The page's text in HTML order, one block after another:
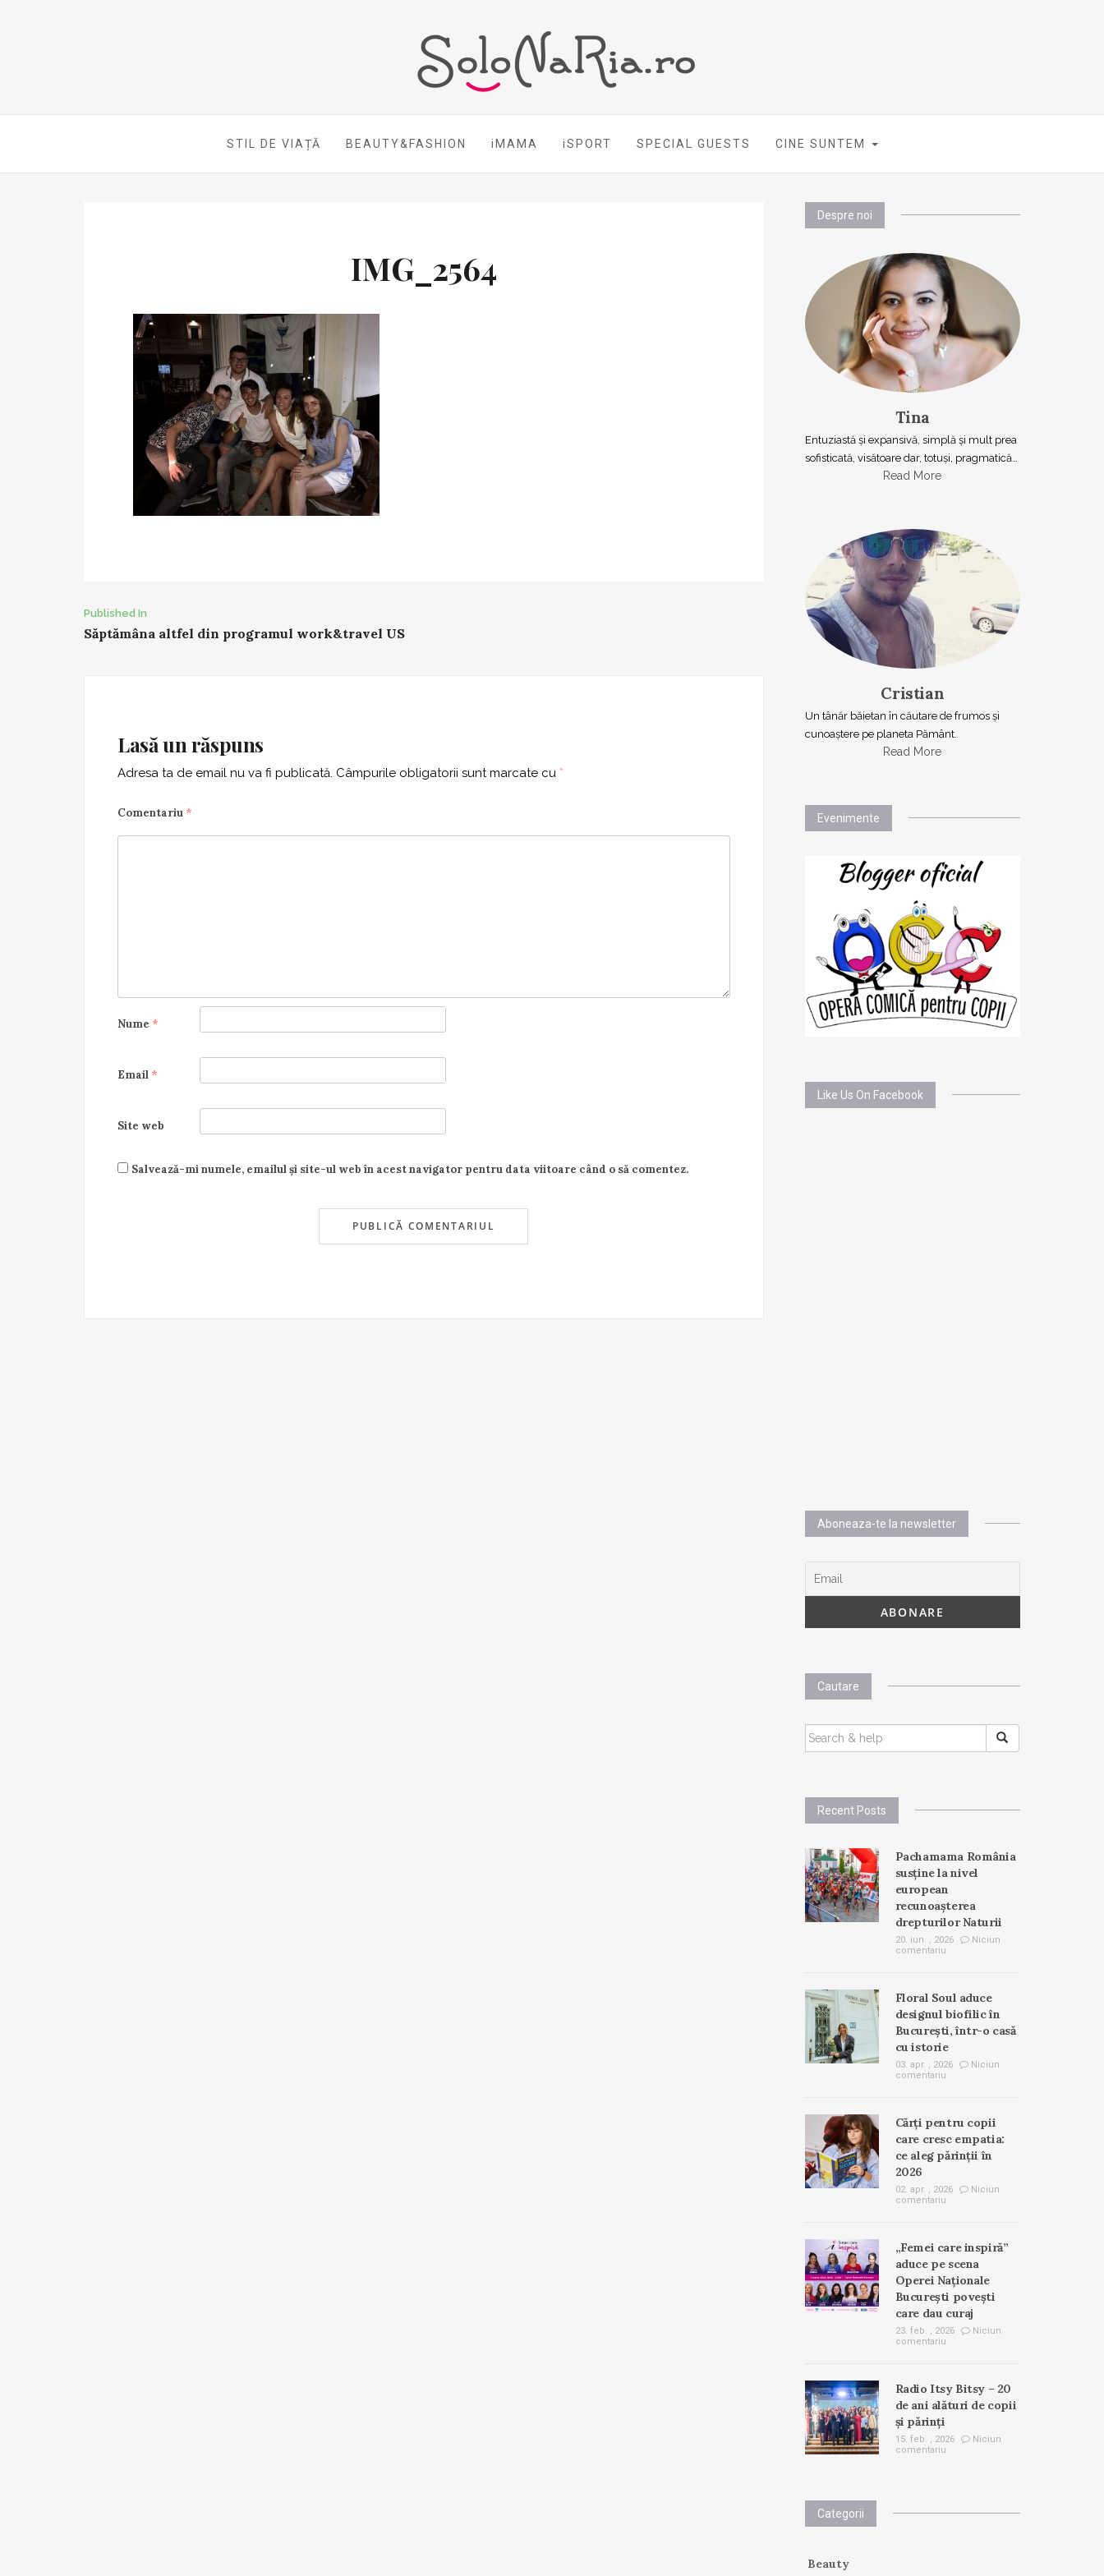
STIL DE VIAȚĂ BEAUTY&FASHION iMAMA iSPORT SPECIAL GUESTS CINE SUNTEM
IMG_2564
Post
navigation
Published In
Săptămâna altfel din programul work&travel US
Lasă un răspuns
Adresa ta de email nu va fi publicată. Câmpurile obligatorii sunt marcate cu *
Comentariu *
Nume *
Email *
Site web
Salvează-mi numele, emailul și site-ul web în acest navigator pentru data viitoare când o să comentez.
Despre noi
Tina
Entuziastă şi expansivă, simplă şi mult prea
sofisticată, visătoare dar, totuşi, pragmatică…
Read More
Cristian
Un tânăr băietan în căutare de frumos și
cunoaștere pe planeta Pământ.
Read More
Evenimente
Like Us On Facebook
Aboneaza-te la newsletter
Cautare
SEARCH
FOR:
Recent Posts
Pachamama România
susține la nivel
european
recunoașterea
drepturilor Naturii
20. iun. , 2026
Niciun
comentariu
Floral Soul aduce
designul biofilic în
București, într-o casă
cu istorie
03. apr. , 2026
Niciun
comentariu
Cărți pentru copii
care cresc empatia:
ce aleg părinții în
2026
02. apr. , 2026
Niciun
comentariu
„Femei care inspiră”
aduce pe scena
Operei Naționale
București povești
care dau curaj
23. feb. , 2026
Niciun
comentariu
Radio Itsy Bitsy – 20
de ani alături de copii
și părinți
15. feb. , 2026
Niciun
comentariu
Categorii
Beauty